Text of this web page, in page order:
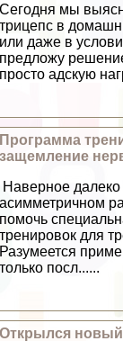
Сегодня мы
трицепс в
или даже в
предложу
просто адскую
Программа
защемление
Наверное далеко
асимметричном
помочь
тренировок для
Разумеется
только посл......
Открылся